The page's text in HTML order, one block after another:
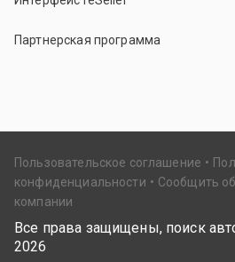
Партнерская программа
Пользовательское соглашение
конфиденциальности
Сообщить
компании
Все права защищены, поиск
2026